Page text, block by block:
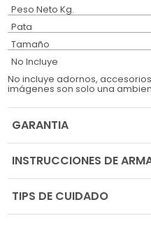
Peso Neto Kg.
Pata
Tamaño
No Incluye
No incluye adornos,
imágenes son solo una
GARANTIA
INSTRUCCIONES DE
TIPS DE CUIDADO